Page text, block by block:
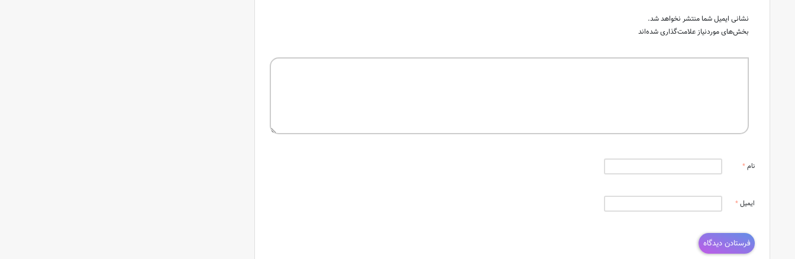
نشانی ایمیل شما منتشر نخواهد شد.
بخش‌های موردنیاز علامت‌گذاری شده‌اند
نام*
ایمیل*